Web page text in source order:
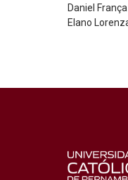
Daniel
Elano